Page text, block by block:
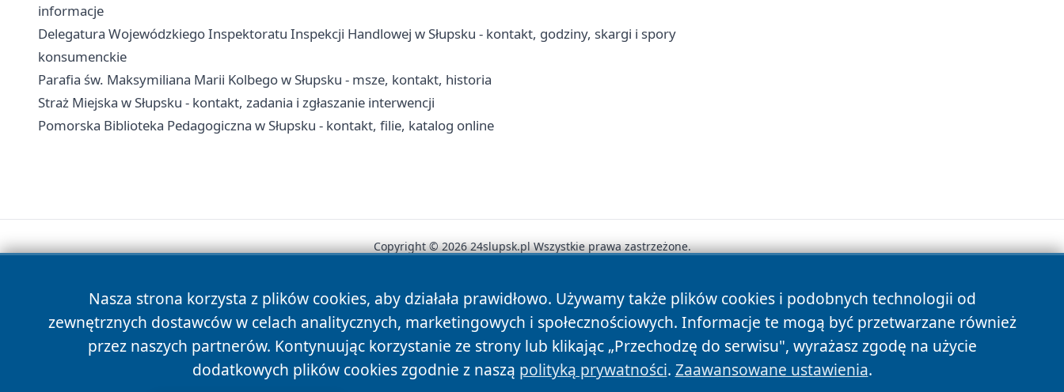
informacje
Delegatura Wojewódzkiego Inspektoratu Inspekcji Handlowej w Słupsku - kontakt, godziny, skargi i spory
konsumenckie
Parafia św. Maksymiliana Marii Kolbego w Słupsku - msze, kontakt, historia
Straż Miejska w Słupsku - kontakt, zadania i zgłaszanie interwencji
Pomorska Biblioteka Pedagogiczna w Słupsku - kontakt, filie, katalog online
Nasza strona korzysta z plików cookies, aby działała prawidłowo. Używamy także plików cookies i podobnych technologii od
zewnętrznych dostawców w celach analitycznych, marketingowych i społecznościowych. Informacje te mogą być przetwarzane również
przez naszych partnerów. Kontynuując korzystanie ze strony lub klikając „Przechodzę do serwisu", wyrażasz zgodę na użycie
dodatkowych plików cookies zgodnie z naszą polityką prywatności. Zaawansowane ustawienia.
Copyright © 2026 24slupsk.pl Wszystkie prawa zastrzeżone.
News Autorzy Polityka Prywatności Polityka Cookies